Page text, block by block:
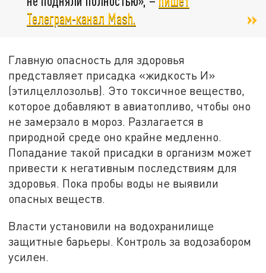
Телеграм-канал Mash.
Главную опасность для здоровья
представляет присадка «жидкость И»
(этилцеллозольв). Это токсичное вещество,
которое добавляют в авиатопливо, чтобы оно
не замерзало в мороз. Разлагается в
природной среде оно крайне медленно.
Попадание такой присадки в организм может
привести к негативным последствиям для
здоровья. Пока пробы воды не выявили
опасных веществ.
Власти установили на водохранилище
защитные барьеры. Контроль за водозабором
усилен.